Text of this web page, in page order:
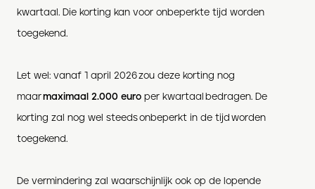
kwartaal. Die korting kan voor onbeperkte tijd worden
toegekend.
Let wel: vanaf 1 april 2026 zou deze korting nog
maarmaximaal 2.000 euro per kwartaal bedragen. De
korting zal nog wel steeds onbeperkt in de tijd worden
toegekend.
De vermindering zal waarschijnlijk ook op de lopende